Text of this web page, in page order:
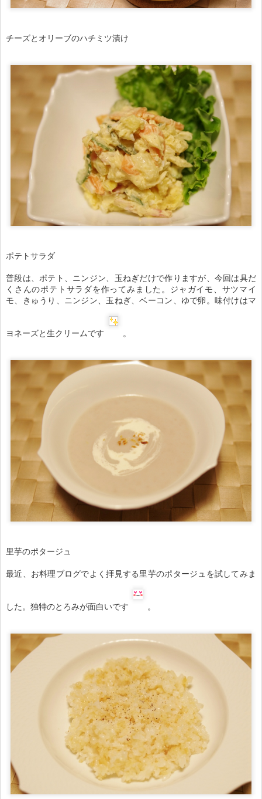
チーズとオリーブのハチミツ漬け
ポテトサラダ
普段は、ポテト、ニンジン、玉ねぎだけで作りますが、今回は具だ
くさんのポテトサラダを作ってみました。ジャガイモ、サツマイ
モ、きゅうり、ニンジン、玉ねぎ、ベーコン、ゆで卵。味付けはマ
ヨネーズと生クリームです 。
里芋のポタージュ
最近、お料理ブログでよく拝見する里芋のポタージュを試してみま
した。独特のとろみが面白いです 。